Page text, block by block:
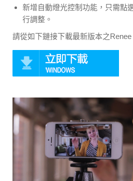
新增自動燈光控制功能，只需點
行調整。
請從如下鏈接下載最新版本之Renee